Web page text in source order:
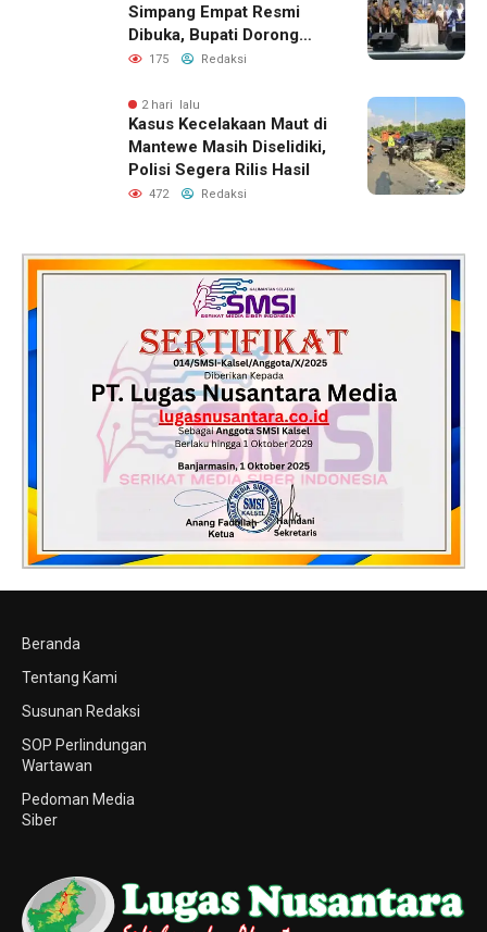
Simpang Empat Resmi
Dibuka, Bupati Dorong
Lahirnya Generasi Qur’ani
175 Redaksi
2 hari lalu
Kasus Kecelakaan Maut di
Mantewe Masih Diselidiki,
Polisi Segera Rilis Hasil
472 Redaksi
Beranda
Tentang Kami
Susunan Redaksi
SOP Perlindungan
Wartawan
Pedoman Media
Siber